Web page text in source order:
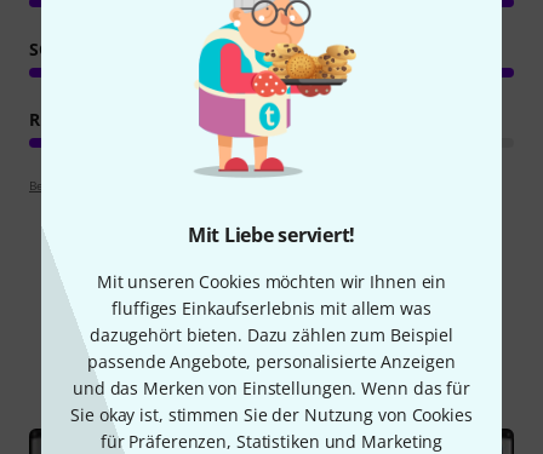
Mit Liebe serviert!
Mit unseren Cookies möchten wir Ihnen ein
fluffiges Einkaufserlebnis mit allem was
dazugehört bieten. Dazu zählen zum Beispiel
passende Angebote, personalisierte Anzeigen
und das Merken von Einstellungen. Wenn das für
Sie okay ist, stimmen Sie der Nutzung von Cookies
für Präferenzen, Statistiken und Marketing
SOUND/QUALITÄT
RECHNER AUSLASTUNG
Bewertungsrichtlinien
Schon gewusst?
Alle Ratgeber